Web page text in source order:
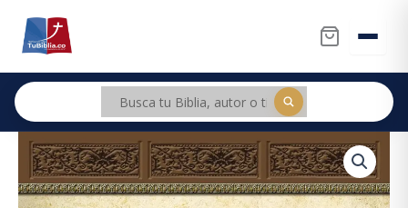
contenido
Diccionario
Ilustrado
de
la